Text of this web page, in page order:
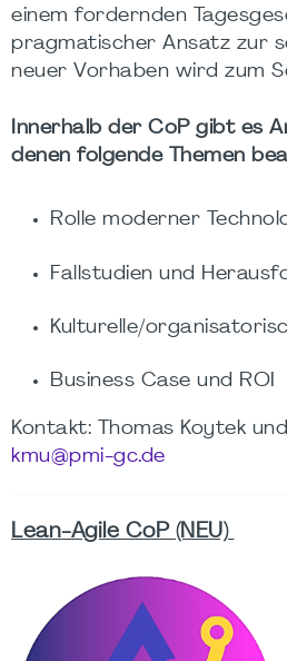
einem fordernden
pragmatischer Ansatz zur
neuer Vorhaben wird zum
Innerhalb der CoP gibt es
denen folgende Themen
Rolle moderner
Fallstudien und
Kulturelle/
Business Case und ROI
Kontakt: Thomas Koytek
kmu@pmi-gc.de
Lean-Agile CoP (NEU)